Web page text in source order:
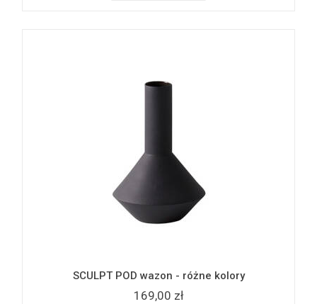
SCULPT POD wazon - różne kolory
169,00 zł